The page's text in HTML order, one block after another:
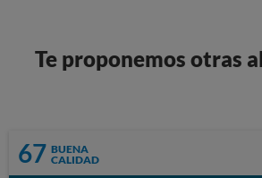
Te proponemos otras
67 BUENA
CALIDAD